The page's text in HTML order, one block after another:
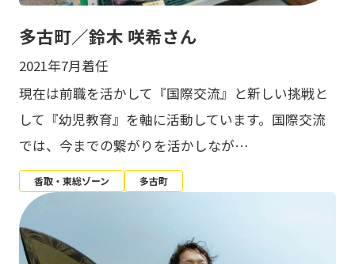
多古町／鈴木 咲希さん
2021年7月着任
現在は前職を活かして『国際交流』と新しい挑戦と
して『幼児教育』を軸に活動しています。国際交流
では、今までの繋がりを活かしなが…
香取・東総ゾーン 多古町